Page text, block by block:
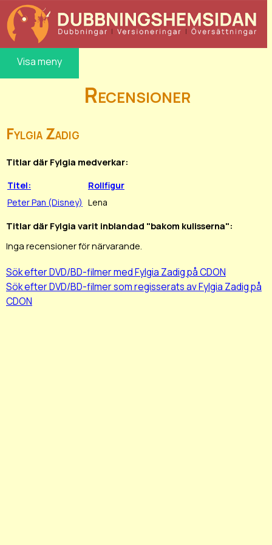
Visa meny
Recensioner
Fylgia Zadig
Titlar där Fylgia medverkar:
Titel:
Rollfigur
Peter Pan (Disney) Lena
Titlar där Fylgia varit inblandad "bakom kulisserna":
Inga recensioner för närvarande.
Sök efter DVD/BD-filmer med Fylgia Zadig på CDON
Sök efter DVD/BD-filmer som regisserats av Fylgia Zadig på
CDON